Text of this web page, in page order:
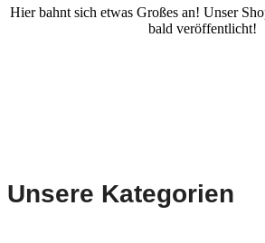
Hier bahnt sich etwas Großes an! Unser
bald veröffentlicht!
Unsere Kategorien